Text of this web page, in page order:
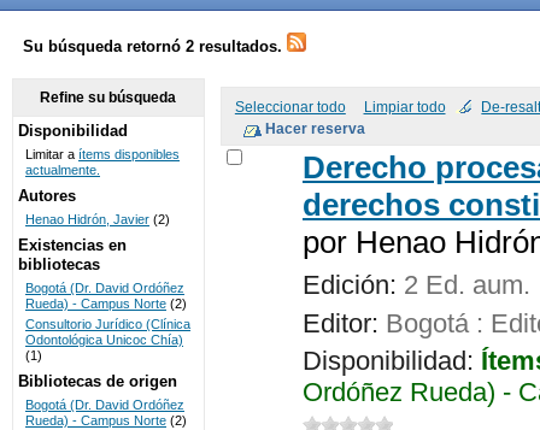
SISTEMAS
DE
BIBLIOTECAS
UNICOC
Su búsqueda retornó 2 resultados.
Seleccionar todo Limpiar todo De-
Derecho
derechos
por Henao
Edición: 2 Ed. aum.
Editor: Bogotá :
Disponibilidad:
Ordóñez Rueda) -
Refine su búsqueda
Disponibilidad
Limitar a ítems disponibles
actualmente.
Autores
Henao Hidrón, Javier (2)
Existencias en
bibliotecas
Bogotá (Dr. David Ordóñez
Rueda) - Campus Norte (2)
Consultorio Jurídico (Clínica
Odontológica Unicoc Chía)
(1)
Bibliotecas de origen
Bogotá (Dr. David Ordóñez
Rueda) - Campus Norte (2)